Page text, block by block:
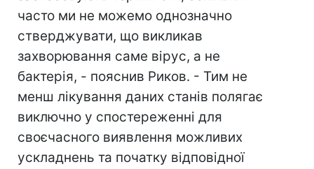
часто ми не можемо однозначно
стверджувати, що викликав
захворювання саме вірус, а не
бактерія, - пояснив Риков. - Тим не
менш лікування даних станів полягає
виключно у спостереженні для
своєчасного виявлення можливих
ускладнень та початку відповідної